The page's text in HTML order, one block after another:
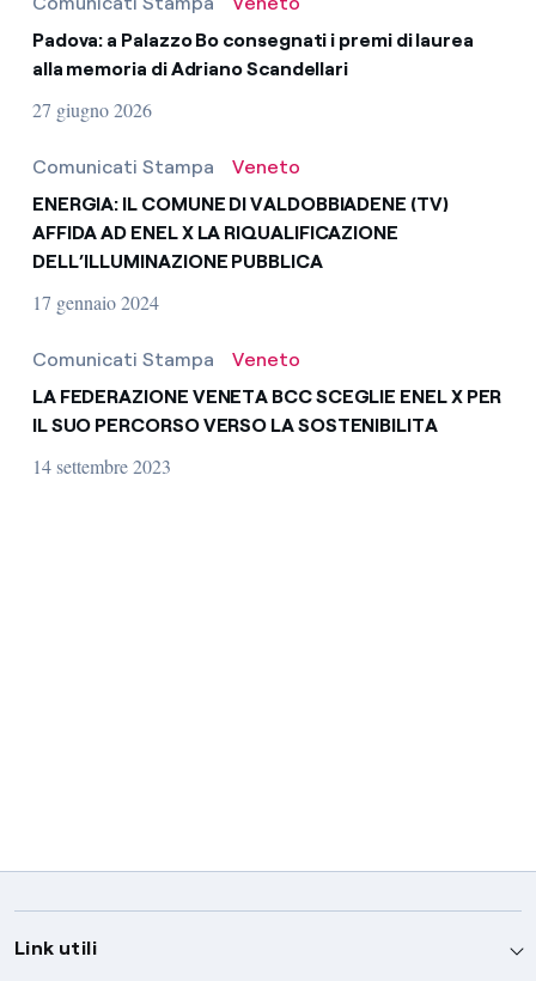
Padova: a Palazzo Bo consegnati i premi di laurea
alla memoria di Adriano Scandellari
27 giugno 2026
Comunicati Stampa
Veneto
ENERGIA: IL COMUNE DI VALDOBBIADENE (TV)
AFFIDA AD ENEL X LA RIQUALIFICAZIONE
DELL’ILLUMINAZIONE PUBBLICA
17 gennaio 2024
Comunicati Stampa
Veneto
LA FEDERAZIONE VENETA BCC SCEGLIE ENEL X PER
IL SUO PERCORSO VERSO LA SOSTENIBILITA
14 settembre 2023
Link utili